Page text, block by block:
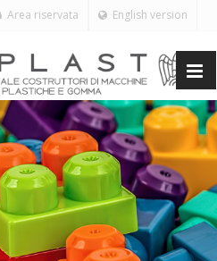
English version
Area riservata